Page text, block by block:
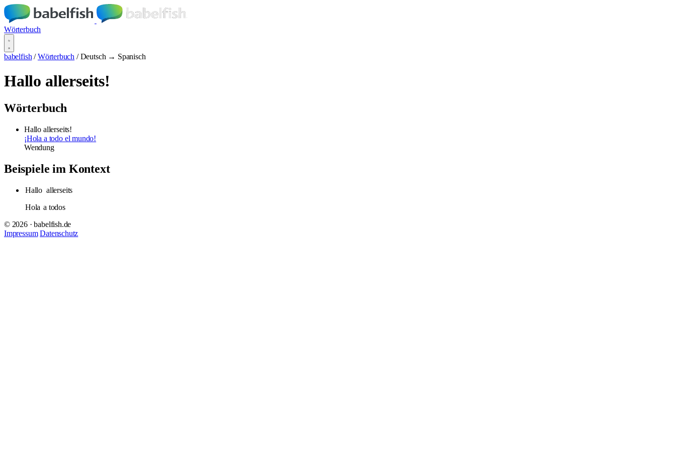
Wörterbuch
babelfish / Wörterbuch / Deutsch → Spanisch
Hallo allerseits!
Wörterbuch
Hallo allerseits!
¡Hola a todo el mundo!
Wendung
Beispiele im Kontext
Hallo allerseits
Hola a todos
© 2026 · babelfish.de
Impressum Datenschutz